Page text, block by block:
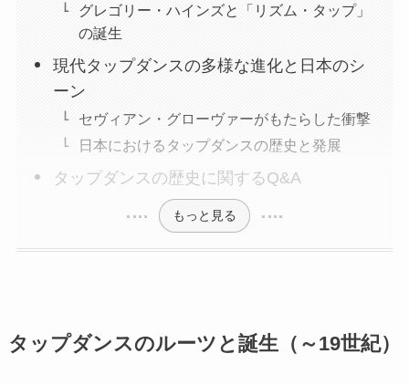
グレゴリー・ハインズと「リズム・タップ」
の誕生
現代タップダンスの多様な進化と日本のシ
ーン
セヴィアン・グローヴァーがもたらした衝撃
日本におけるタップダンスの歴史と発展
タップダンスの歴史に関するQ&A
もっと見る
タップダンスのルーツと誕生（～19世紀）